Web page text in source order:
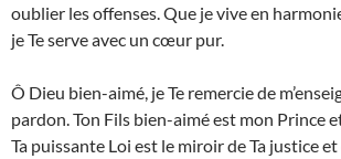
oublier les offenses. Que je vive en
je Te serve avec un cœur pur.
Ô Dieu bien-aimé, je Te remercie de
pardon. Ton Fils bien-aimé est mon Prince
Ta puissante Loi est le miroir de Ta justice et